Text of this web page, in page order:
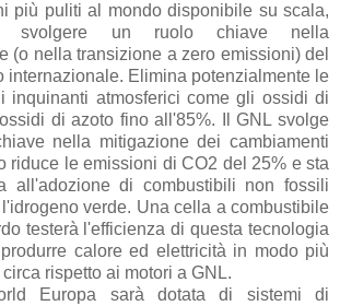
più puliti al mondo disponibile su scala,
svolgere un ruolo chiave nella
(o nella transizione a zero emissioni) del
internazionale. Elimina potenzialmente le
inquinanti atmosferici come gli ossidi di
di azoto fino all'85%. Il GNL svolge
nella mitigazione dei cambiamenti
riduce le emissioni di CO2 del 25% e sta
all'adozione di combustibili non fossili
verde. Una cella a combustibile
testerà l'efficienza di questa tecnologia
calore ed elettricità in modo più
rispetto ai motori a GNL.
Europa sarà dotata di sistemi di